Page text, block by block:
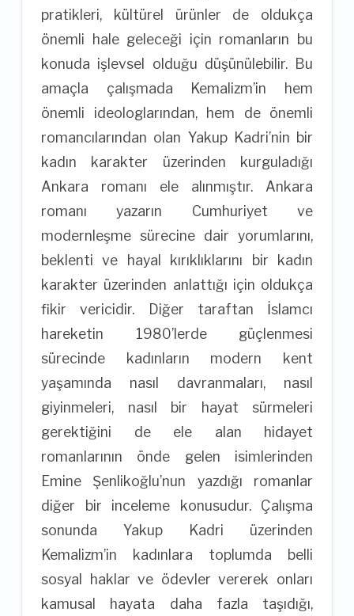
pratikleri, kültürel ürünler de oldukça
önemli hale geleceği için romanların bu
konuda işlevsel olduğu düşünülebilir. Bu
amaçla çalışmada Kemalizm’in hem
önemli ideologlarından, hem de önemli
romancılarından olan Yakup Kadri’nin bir
kadın karakter üzerinden kurguladığı
Ankara romanı ele alınmıştır. Ankara
romanı yazarın Cumhuriyet ve
modernleşme sürecine dair yorumlarını,
beklenti ve hayal kırıklıklarını bir kadın
karakter üzerinden anlattığı için oldukça
fikir vericidir. Diğer taraftan İslamcı
hareketin 1980’lerde güçlenmesi
sürecinde kadınların modern kent
yaşamında nasıl davranmaları, nasıl
giyinmeleri, nasıl bir hayat sürmeleri
gerektiğini de ele alan hidayet
romanlarının önde gelen isimlerinden
Emine Şenlikoğlu’nun yazdığı romanlar
diğer bir inceleme konusudur. Çalışma
sonunda Yakup Kadri üzerinden
Kemalizm’in kadınlara toplumda belli
sosyal haklar ve ödevler vererek onları
kamusal hayata daha fazla taşıdığı,